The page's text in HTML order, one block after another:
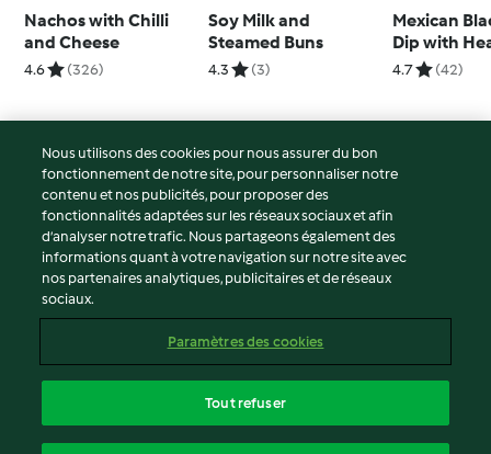
Nachos with Chilli
and Cheese
4.6 (326)
Soy Milk and
Steamed Buns
4.3 (3)
Mexican
Dip with
Tortilla
4.7 (42)
© Copyright 2026
Conditions d'utilisation
Politique de confidentialité
Non-responsabilité
Mentions légales
Contenu du rapport
Déclaration d'accessibilité
Nous utilisons des cookies pour nous assurer du bon
fonctionnement de notre site, pour personnaliser notre
contenu et nos publicités, pour proposer des
fonctionnalités adaptées sur les réseaux sociaux et afin
d’analyser notre trafic. Nous partageons également des
informations quant à votre navigation sur notre site avec
nos partenaires analytiques, publicitaires et de réseaux
sociaux.
Paramètres des cookies
Tout refuser